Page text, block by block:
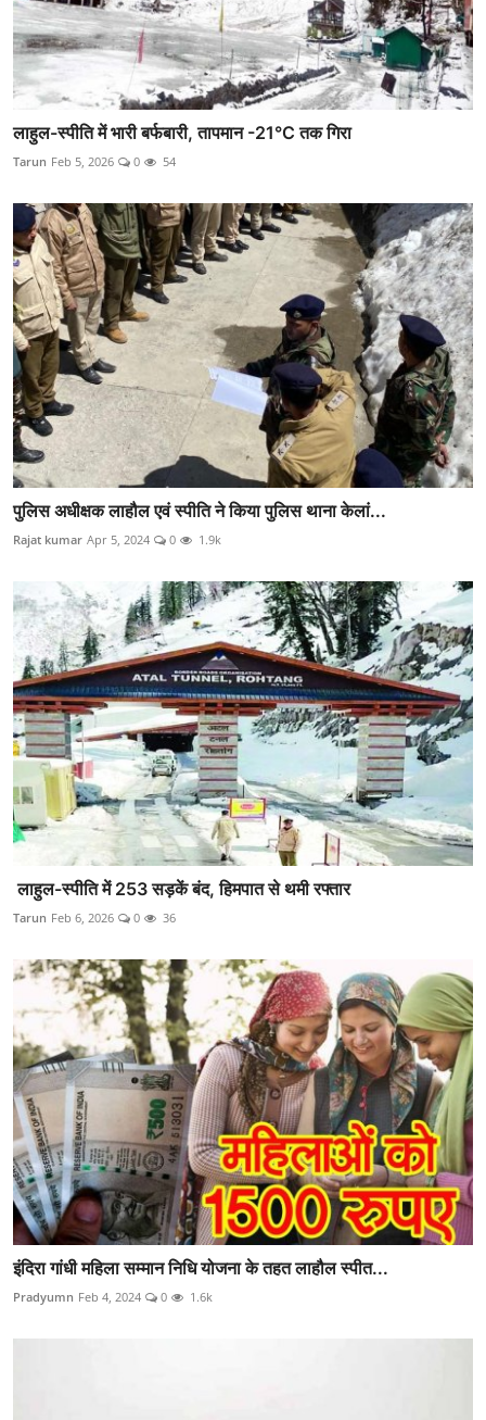
लाहुल-स्पीति में भारी बर्फबारी, तापमान -21°C तक गिरा
Tarun Feb 5, 2026 0 54
पुलिस अधीक्षक लाहौल एवं स्पीति ने किया पुलिस थाना केलां...
Rajat kumar Apr 5, 2024 0 1.9k
लाहुल-स्पीति में 253 सड़कें बंद, हिमपात से थमी रफ्तार
Tarun Feb 6, 2026 0 36
इंदिरा गांधी महिला सम्मान निधि योजना के तहत लाहौल स्पीत...
Pradyumn Feb 4, 2024 0 1.6k